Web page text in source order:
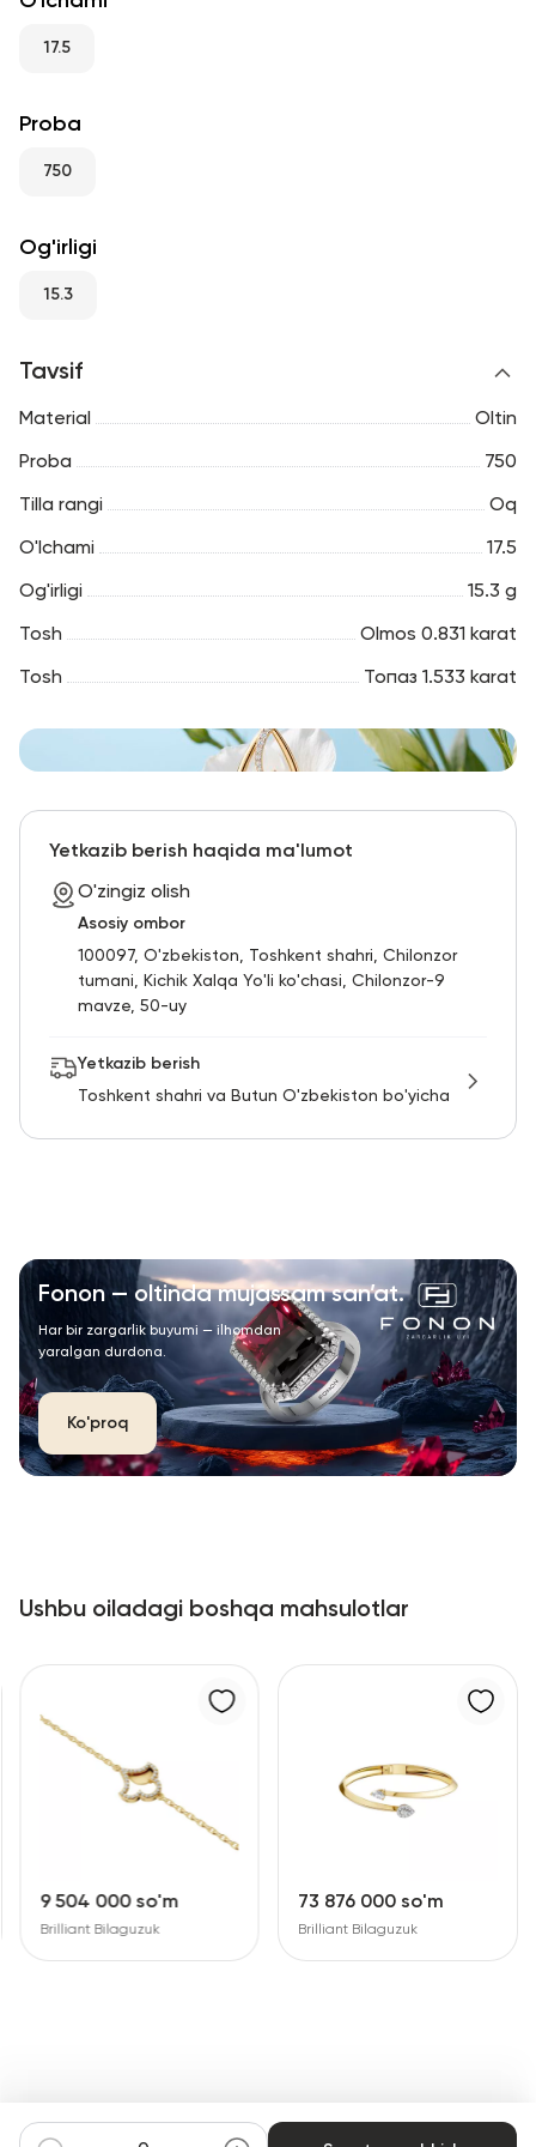
17.5
Proba
750
Og'irligi
15.3
Tavsif
Material Oltin
Proba 750
Tilla rangi Oq
O'lchami 17.5
Og'irligi 15.3 g
Tosh Olmos 0.831 karat
Tosh Топаз 1.533 karat
Yetkazib berish haqida ma'lumot
O'zingiz olish
Asosiy ombor
100097, O'zbekiston, Toshkent shahri, Chilonzor
tumani, Kichik Xalqa Yo'li ko'chasi, Chilonzor-9
mavze, 50-uy
Yetkazib berish
Toshkent shahri va Butun O'zbekiston bo'yicha
Fonon — oltinda mujassam san’at.
Har bir zargarlik buyumi — ilhomdan
yaralgan durdona.
Ko'proq
Ushbu oiladagi boshqa mahsulotlar
9 504 000 so'm
Brilliant Bilaguzuk
73 876 000 so'm
Brilliant Bilaguzuk